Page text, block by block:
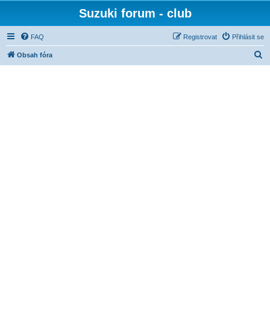
Suzuki forum - club
FAQ Přihlásit se
Registrovat
Obsah fóra